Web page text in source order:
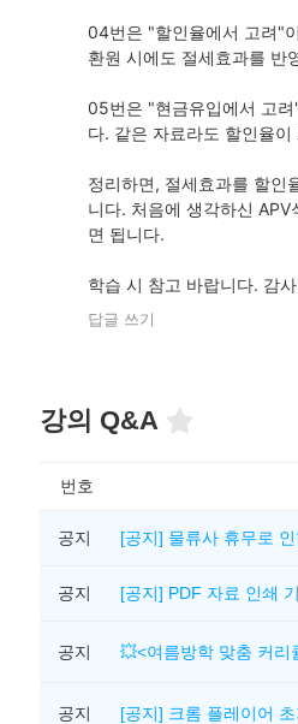
04번은 "할인율에서 고려"
환원 시에도 절세효과를
05번은 "현금유입에서 고
다. 같은 자료라도 할인율
정리하면, 절세효과를 할인
니다. 처음에 생각하신
면 됩니다.
학습 시 참고 바랍니다. 감
답글 쓰기
강의 Q&A
번호
공지 [공지] 물류사 휴무로
공지 [공지] PDF 자료 인쇄
공지
공지